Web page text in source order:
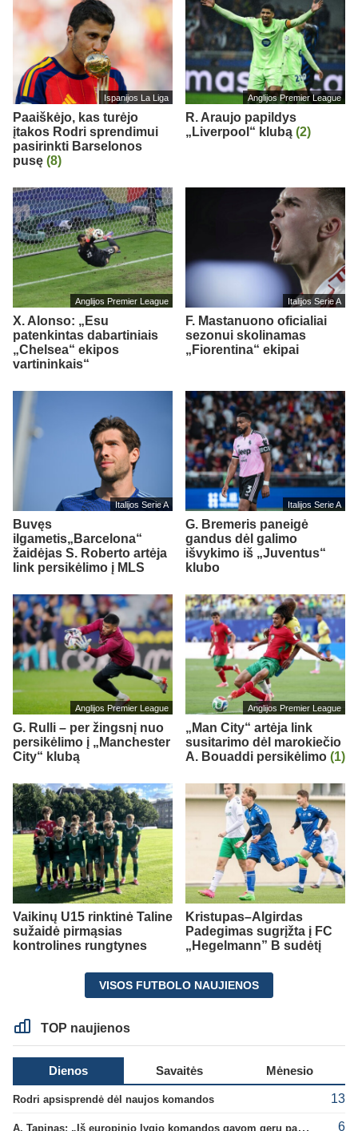
Ispanijos La Liga
Paaiškėjo, kas turėjo
įtakos Rodri sprendimui
pasirinkti Barselonos
pusę (8)
Anglijos Premier League
R. Araujo papildys
„Liverpool“ klubą (2)
Anglijos Premier League
X. Alonso: „Esu
patenkintas dabartiniais
„Chelsea“ ekipos
vartininkais“
Italijos Serie A
F. Mastanuono oficialiai
sezonui skolinamas
„Fiorentina“ ekipai
Italijos Serie A
Buvęs
ilgametis„Barcelona“
žaidėjas S. Roberto artėja
link persikėlimo į MLS
Italijos Serie A
G. Bremeris paneigė
gandus dėl galimo
išvykimo iš „Juventus“
klubo
Anglijos Premier League
G. Rulli – per žingsnį nuo
persikėlimo į „Manchester
City“ klubą
Anglijos Premier League
„Man City“ artėja link
susitarimo dėl marokiečio
A. Bouaddi persikėlimo (1)
Vaikinų U15 rinktinė Taline
sužaidė pirmąsias
kontrolines rungtynes
Kristupas–Algirdas
Padegimas sugrįžta į FC
„Hegelmann” B sudėtį
VISOS FUTBOLO NAUJIENOS
TOP naujienos
Dienos Savaitės Mėnesio
Rodri apsisprendė dėl naujos komandos 13
A. Tapinas: „Iš europinio lygio komandos gavom gerų pamokų“ 6